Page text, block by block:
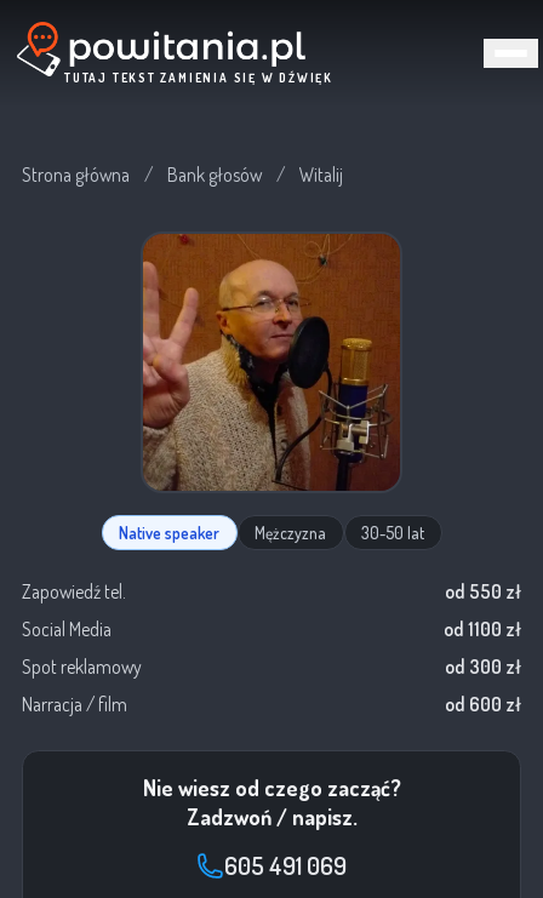
TUTAJ TEKST ZAMIENIA SIĘ W DŹWIĘK
Strona główna / Bank głosów / Witalij
Native speaker Mężczyzna 30-50 lat
Zapowiedź tel.
od 550 zł
Social Media
od 1100 zł
Spot reklamowy
od 300 zł
Narracja / film
od 600 zł
Nie wiesz od czego zacząć?
Zadzwoń / napisz.
605 491 069